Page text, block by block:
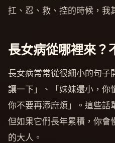
扛、忍、救、控的時候，我
長女病從哪裡來？
長女病常常從很細小的句子
讓一下」、「妹妹還小，你
你不要再添麻煩」。這些話
但如果它們長年累積，你會
的大人。